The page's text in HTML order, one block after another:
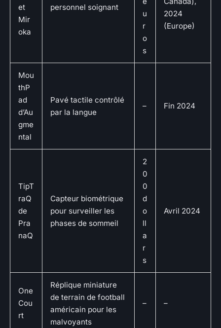
et
Mir
oka
personnel soignant
u
r
o
s
2024
(Europe)
Mou
thP
ad
d’Au
gme
ntal
Pavé tactile contrôlé
par la langue
– Fin 2024
TipT
raQ
de
Pra
naQ
Capteur biométrique
pour surveiller les
phases de sommeil
2
0
0
d
o
ll
a
r
s
Avril 2024
One
Cou
rt
Réplique miniature
de terrain de football
américain pour les
malvoyants
– –